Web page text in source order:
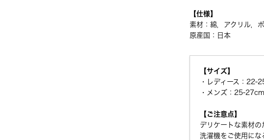
【仕様】
素材：綿，アクリル，
原産国：日本
【サイズ】
・レディース：22-
・メンズ：25-27cm
【ご注意点】
デリケートな素材の
洗濯機をご使用にな